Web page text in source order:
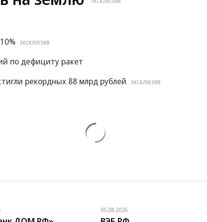
ЭКСКЛЮЗИВ
по дефициту ракет
рекордных 88 млрд рублей
ЭКСКЛЮЗИВ
05.08.2026